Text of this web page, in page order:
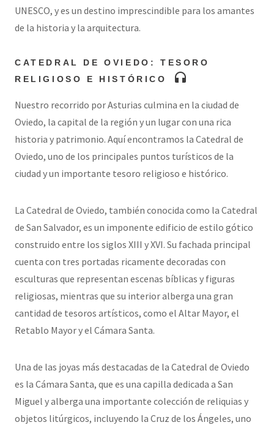
UNESCO, y es un destino imprescindible para los amantes
de la historia y la arquitectura.
CATEDRAL DE OVIEDO: TESORO
RELIGIOSO E HISTÓRICO
headphones
Nuestro recorrido por Asturias culmina en la ciudad de
Oviedo, la capital de la región y un lugar con una rica
historia y patrimonio. Aquí encontramos la Catedral de
Oviedo, uno de los principales puntos turísticos de la
ciudad y un importante tesoro religioso e histórico.
La Catedral de Oviedo, también conocida como la Catedral
de San Salvador, es un imponente edificio de estilo gótico
construido entre los siglos XIII y XVI. Su fachada principal
cuenta con tres portadas ricamente decoradas con
esculturas que representan escenas bíblicas y figuras
religiosas, mientras que su interior alberga una gran
cantidad de tesoros artísticos, como el Altar Mayor, el
Retablo Mayor y el Cámara Santa.
Una de las joyas más destacadas de la Catedral de Oviedo
es la Cámara Santa, que es una capilla dedicada a San
Miguel y alberga una importante colección de reliquias y
objetos litúrgicos, incluyendo la Cruz de los Ángeles, uno